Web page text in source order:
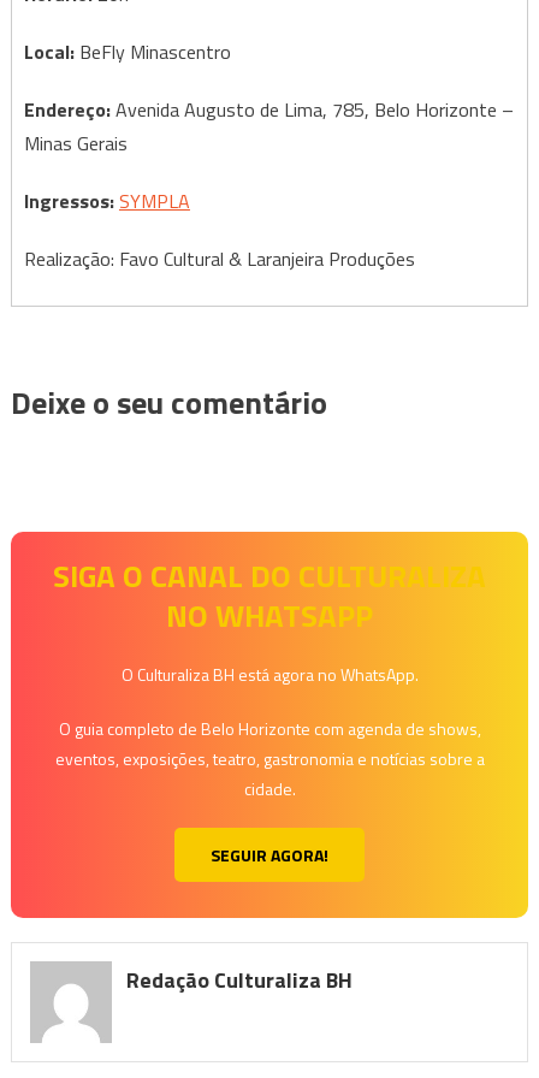
Local:BeFly Minascentro
Endereço:Avenida Augusto de Lima, 785, Belo Horizonte –
Minas Gerais
Ingressos:SYMPLA
Realização: Favo Cultural & Laranjeira Produções
Deixe o seu comentário
SIGA O CANAL DO CULTURALIZA
NO WHATSAPP
O Culturaliza BH está agora no WhatsApp.
O guia completo de Belo Horizonte com agenda de shows,
eventos, exposições, teatro, gastronomia e notícias sobre a
cidade.
SEGUIR AGORA!
Redação Culturaliza BH